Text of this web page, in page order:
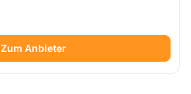
Zum Anbieter